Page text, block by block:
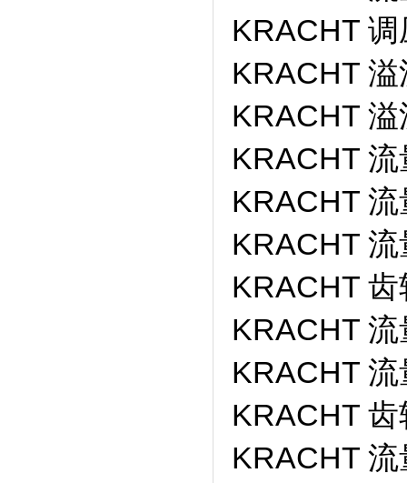
KRACHT
KRACHT
KRACHT
KRACHT
KRACHT
KRACHT
KRACHT
KRACHT
KRACHT
KRACHT
KRACHT